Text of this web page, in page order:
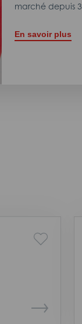
marché depuis
En savoir plus